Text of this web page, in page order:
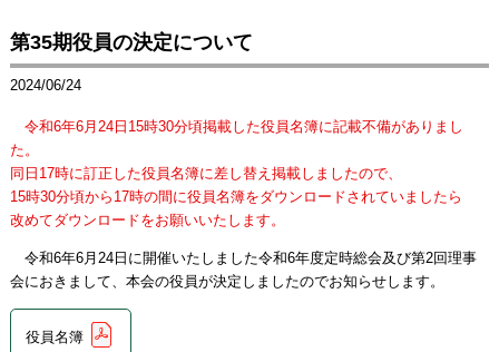
第35期役員の決定について
2024/06/24
令和6年6月24日15時30分頃掲載した役員名簿に記載不備がありまし
た。
同日17時に訂正した役員名簿に差し替え掲載しましたので、
15時30分頃から17時の間に役員名簿をダウンロードされていましたら
改めてダウンロードをお願いいたします。
令和6年6月24日に開催いたしました令和6年度定時総会及び第2回理事
会におきまして、本会の役員が決定しましたのでお知らせします。
役員名簿